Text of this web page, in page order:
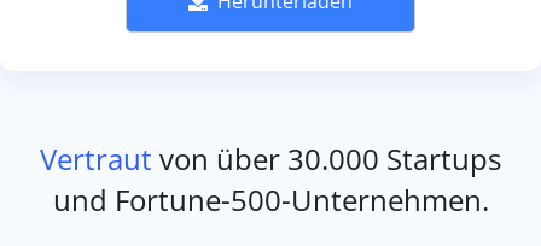
Vertraut von über 30.000 Startups
und Fortune-500-Unternehmen.